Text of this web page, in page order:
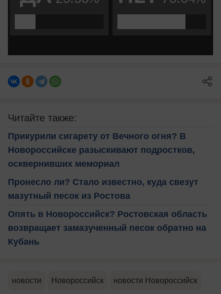
Читайте также:
Прикурили сигарету от Вечного огня? В
Новороссийске разыскивают подростков,
осквернивших мемориал
Пронесло ли? Стало известно, куда свезут
мазутный песок из Ростова
Опять в Новороссийск? Ростовская область
возвращает замазученный песок обратно на
Кубань
новости Новороссийск новости Новороссийск